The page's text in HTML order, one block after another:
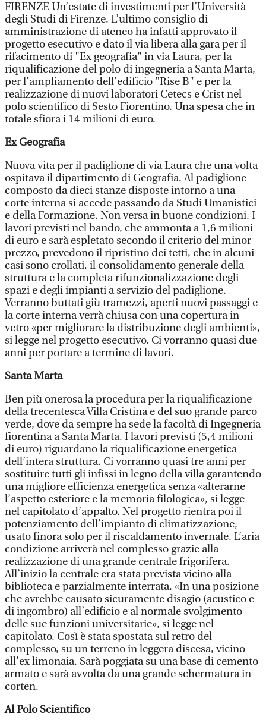
FIRENZE Un’estate di investimenti per l’Università
degli Studi di Firenze. L’ultimo consiglio di
amministrazione di ateneo ha infatti approvato il
progetto esecutivo e dato il via libera alla gara per il
rifacimento di "Ex geografia" in via Laura, per la
riqualificazione del polo di ingegneria a Santa Marta,
per l’ampliamento dell’edificio "Rise B" e per la
realizzazione di nuovi laboratori Cetecs e Crist nel
polo scientifico di Sesto Fiorentino. Una spesa che in
totale sfiora i 14 milioni di euro.
Ex Geografia
Nuova vita per il padiglione di via Laura che una volta
ospitava il dipartimento di Geografia. Al padiglione
composto da dieci stanze disposte intorno a una
corte interna si accede passando da Studi Umanistici
e della Formazione. Non versa in buone condizioni. I
lavori previsti nel bando, che ammonta a 1,6 milioni
di euro e sarà espletato secondo il criterio del minor
prezzo, prevedono il ripristino dei tetti, che in alcuni
casi sono crollati, il consolidamento generale della
struttura e la completa rifunzionalizzazione degli
spazi e degli impianti a servizio del padiglione.
Verranno buttati giù tramezzi, aperti nuovi passaggi e
la corte interna verrà chiusa con una copertura in
vetro «per migliorare la distribuzione degli ambienti»,
si legge nel progetto esecutivo. Ci vorranno quasi due
anni per portare a termine di lavori.
Santa Marta
Ben più onerosa la procedura per la riqualificazione
della trecentesca Villa Cristina e del suo grande parco
verde, dove da sempre ha sede la facoltà di Ingegneria
fiorentina a Santa Marta. I lavori previsti (5,4 milioni
di euro) riguardano la riqualificazione energetica
dell’intera struttura. Ci vorranno quasi tre anni per
sostituire tutti gli infissi in legno della villa garantendo
una migliore efficienza energetica senza «alterarne
l’aspetto esteriore e la memoria filologica», si legge
nel capitolato d’appalto. Nel progetto rientra poi il
potenziamento dell’impianto di climatizzazione,
usato finora solo per il riscaldamento invernale. L’aria
condizione arriverà nel complesso grazie alla
realizzazione di una grande centrale frigorifera.
All’inizio la centrale era stata prevista vicino alla
biblioteca e parzialmente interrata, «In una posizione
che avrebbe causato sicuramente disagio (acustico e
di ingombro) all’edificio e al normale svolgimento
delle sue funzioni universitarie», si legge nel
capitolato. Così è stata spostata sul retro del
complesso, su un terreno in leggera discesa, vicino
all’ex limonaia. Sarà poggiata su una base di cemento
armato e sarà avvolta da una grande schermatura in
corten.
Al Polo Scientifico